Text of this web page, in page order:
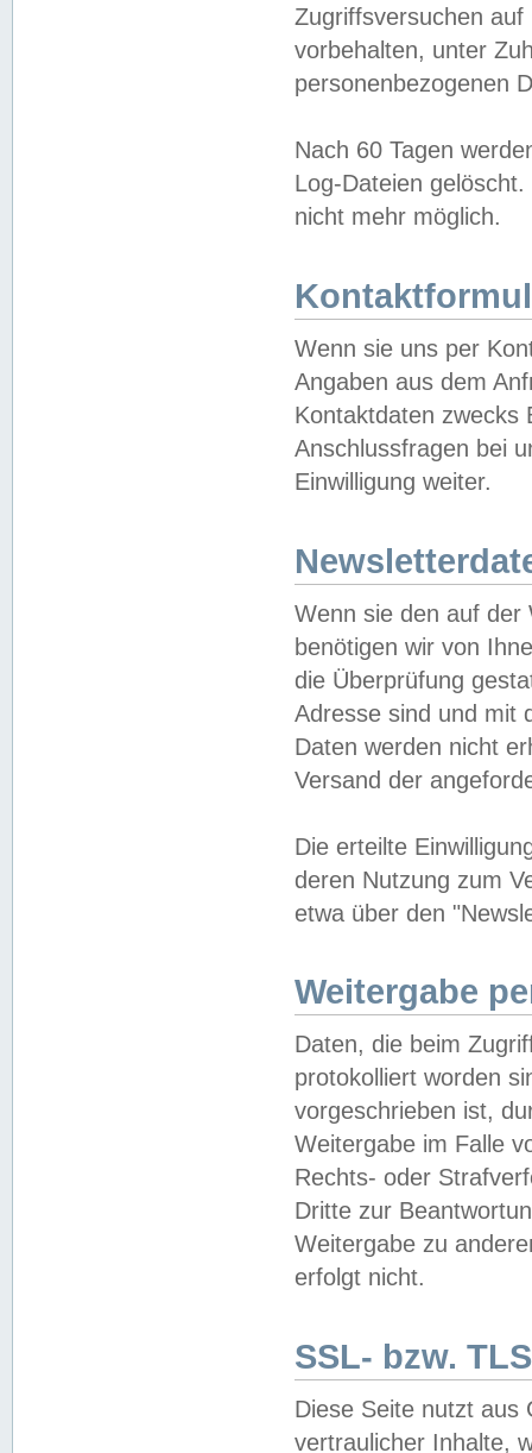
Zugriffsversuchen
vorbehalten, unter
personenbezogenen
Nach 60 Tagen
Log-Dateien
nicht mehr möglich.
Wenn sie uns per
Angaben aus dem
Kontaktdaten zwecks
Anschlussfragen bei
Einwilligung weiter.
Wenn sie den auf der
benötigen wir von
die Überprüfung
Adresse sind und mit
Daten werden nicht
Versand der
Die erteilte
deren Nutzung zum
etwa über den
Weitergabe
Daten, die beim
protokolliert worden
vorgeschrieben ist,
Weitergabe im Falle
Rechts- oder
Dritte zur
Weitergabe zu
erfolgt nicht.
SSL- bzw.
Diese Seite nutzt aus
vertraulicher Inhalte,